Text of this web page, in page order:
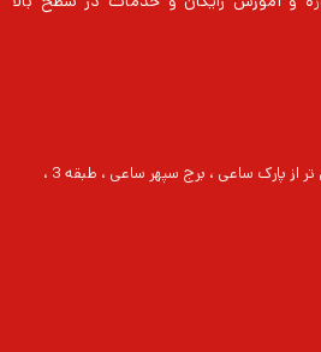
تهران, خیابان ولیعصر, پایین تر از پارک ساعی ، برج سپهر ساعی ، طبقه 3 ،